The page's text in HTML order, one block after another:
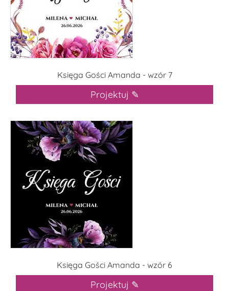
Księga Gości Amanda - wzór 7
Projektuj ✎
Księga Gości Amanda - wzór 6
Projektuj ✎